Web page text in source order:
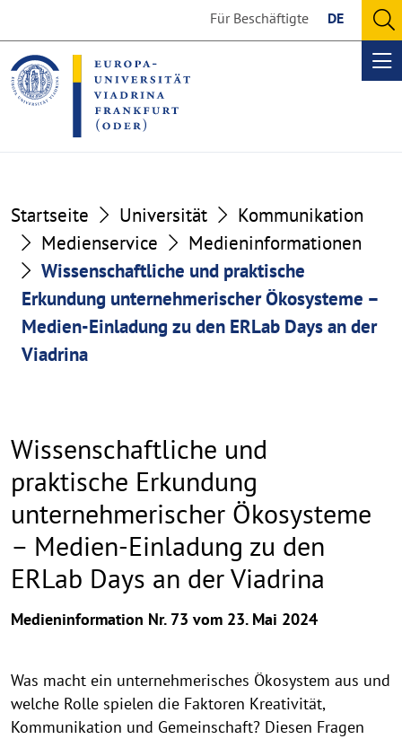
the
content
section
the
footer
section
Für Beschäftigte DE
Startseite Universität
Kommunikation
Medienservice
Medieninformationen
Wissenschaftliche und praktische
Erkundung unternehmerischer Ökosysteme –
Medien-Einladung zu den ERLab Days an der
Viadrina
Wissenschaftliche und
praktische Erkundung
unternehmerischer Ökosysteme
– Medien-Einladung zu den
ERLab Days an der Viadrina
Medieninformation Nr. 73 vom 23. Mai 2024
Was macht ein unternehmerisches Ökosystem aus und
welche Rolle spielen die Faktoren Kreativität,
Kommunikation und Gemeinschaft? Diesen Fragen